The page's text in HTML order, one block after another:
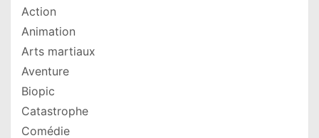
Action
Animation
Arts martiaux
Aventure
Biopic
Catastrophe
Comédie